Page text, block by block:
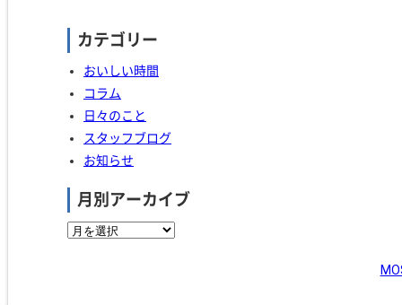
カテゴリー
おいしい時間
コラム
日々のこと
スタッフブログ
お知らせ
月別アーカイブ